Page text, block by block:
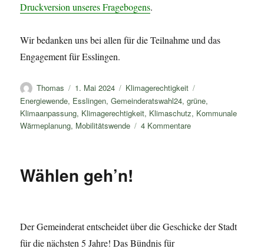
Druckversion unseres Fragebogens.
Wir bedanken uns bei allen für die Teilnahme und das
Engagement für Esslingen.
Autor
Thomas
Veröffentlicht
am
1. Mai 2024 Kategorien
Klimagerechtigkeit
Energiewende, Esslingen,Gemeinderatswahl24,grüne,
Klimaanpassung, Klimagerechtigkeit, Klimaschutz, Kommunale
Wärmeplanung, Mobilitätswende 4 Kommentarezu
Umfrageergebnisse
Wählen geh’n!
Der Gemeinderat entscheidet über die Geschicke der Stadt
für die nächsten 5 Jahre! Das Bündnis für